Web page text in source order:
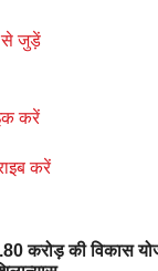
से जुड़ें
करें
करें
करोड़ की विकास